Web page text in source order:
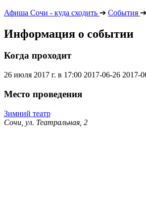
Афиша Сочи - куда сходить ➔ События ➔
Информация о событии
Когда проходит
26 июля 2017 г. в 17:00 2017-06-26 2017-
Место проведения
Зимний театр
Сочи, ул. Театральная, 2